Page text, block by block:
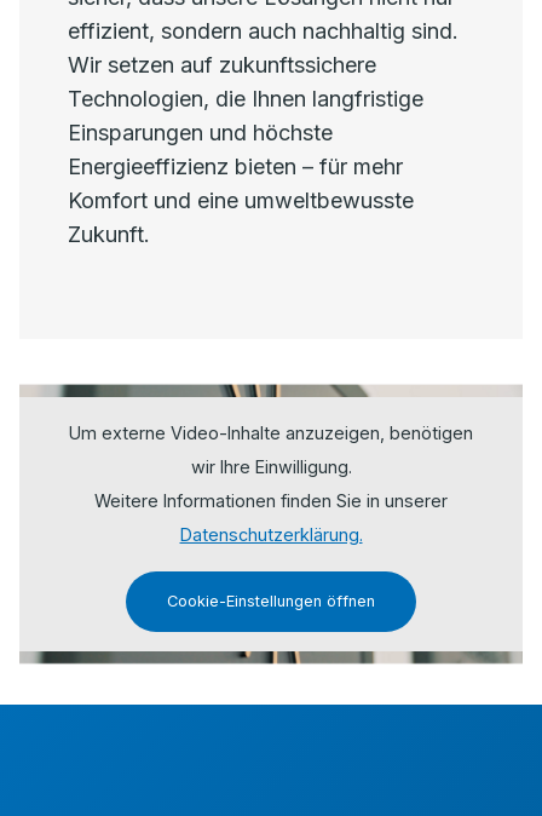
effizient, sondern auch nachhaltig sind.
Wir setzen auf zukunftssichere
Technologien, die Ihnen langfristige
Einsparungen und höchste
Energieeffizienz bieten – für mehr
Komfort und eine umweltbewusste
Zukunft.
Um externe Video-Inhalte anzuzeigen, benötigen
wir Ihre Einwilligung.
Weitere Informationen finden Sie in unserer
Datenschutzerklärung.
Cookie-Einstellungen öffnen